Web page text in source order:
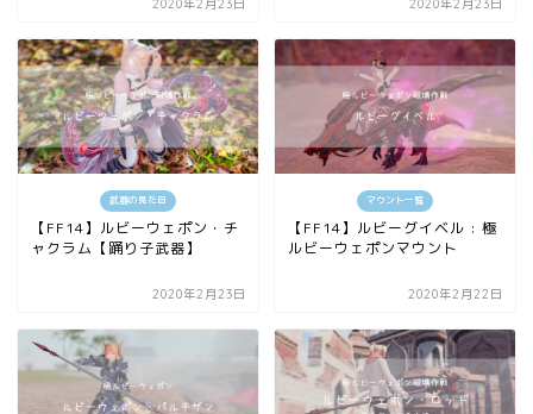
2020年2月23日 2020年2月23日
武器の見た目
【FF14】ルビーウェポン・チ
ャクラム【踊り子武器】
2020年2月23日
マウント一覧
【FF14】ルビーグイベル : 極
ルビーウェポンマウント
2020年2月22日